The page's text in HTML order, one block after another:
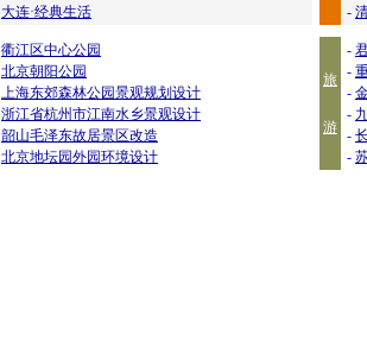
大连·经典生活
-
衢江区中心公园
北京朝阳公园
上海东郊森林公园景观规划设计
浙江省杭州市江南水乡景观设计
韶山毛泽东故居景区改造
北京地坛园外园环境设计
旅
游
-
-
-
-
-
-